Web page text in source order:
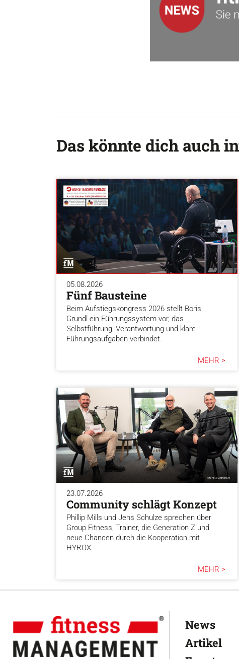
Das könnte dich auch
05.08.2026
Fünf Bausteine
Beim Aufstiegskongress 2026 stellt Boris
Grundl ein Führungssystem vor, das
Selbstführung, Verantwortung und klare
Führungsaufgaben verbindet.
MEHR >
23.07.2026
Community schlägt Konzept
Phillip Mills und Jens Schulze sprechen über
Group Fitness, Trainer, die Generation Z und
neue Chancen durch die Kooperation mit
HYROX.
MEHR >
News
Artikel